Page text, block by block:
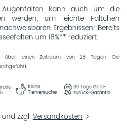
kann auch um die
werden, um leichte Fältchen
Ergebnissen: Bereits
um 18%** reduziert.
über einen Zeitraum von 28 Tagen. Die
zzgl. Versandkosten